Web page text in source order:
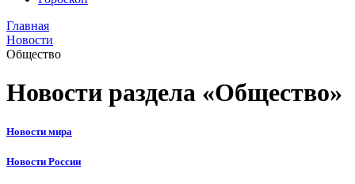
Главная
Новости
Общество
Новости раздела «Общество»
Новости мира
Новости России